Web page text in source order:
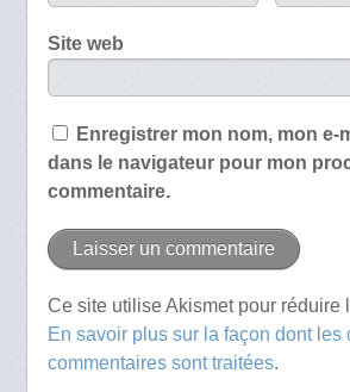
Site web
Enregistrer mon nom, mon e-
dans le navigateur pour mon
commentaire.
Ce site utilise Akismet pour réduire
En savoir plus sur la façon dont les
commentaires sont traitées.